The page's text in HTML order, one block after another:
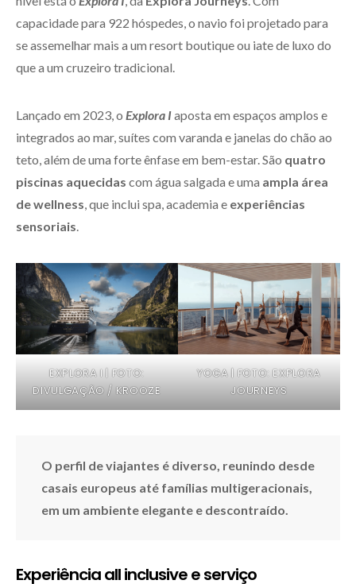
capacidade para 922 hóspedes, o navio foi projetado para
se assemelhar mais a um resort boutique ou iate de luxo do
que a um cruzeiro tradicional.
Lançado em 2023, o Explora Iaposta em espaços amplos e
integrados ao mar, suítes com varanda e janelas do chão ao
teto, além de uma forte ênfase em bem-estar. São quatro
piscinas aquecidas com água salgada e uma ampla área
de wellness, que inclui spa, academia e experiências
sensoriais.
EXPLORA I | FOTO:
DIVULGAÇÃO / KROOZE
YOGA | FOTO: EXPLORA
JOURNEYS
O perfil de viajantes é diverso, reunindo desde
casais europeus até famílias multigeracionais,
em um ambiente elegante e descontraído.
Experiência all inclusive e serviço